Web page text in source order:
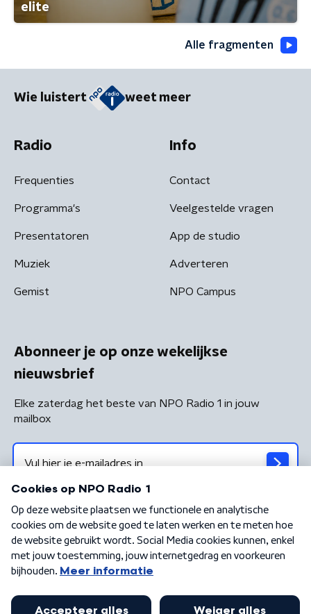
elite
Alle fragmenten
Wie luistert weet meer
Radio
Frequenties
Programma's
Presentatoren
Muziek
Gemist
Info
Contact
Veelgestelde vragen
App de studio
Adverteren
NPO Campus
Abonneer je op onze wekelijkse
nieuwsbrief
Elke zaterdag het beste van NPO Radio 1 in jouw
mailbox
Algemene voorwaarden Privacybeleid